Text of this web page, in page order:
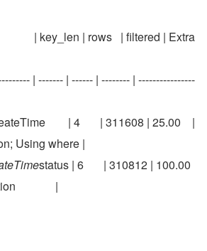
| key_len | rows   | filtered | Extra
| ------- | ------ | -------- | ----------------
| 4       | 311608 | 25.00    |
Using where |
status | 6       | 310812 | 100.00
|